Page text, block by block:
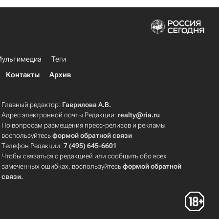
Теги
Контакты
Архив
Главный редактор: Гаврилова А.В.
Адрес электронной почты Редакции: realty@ria.ru
По вопросам размещения пресс-релизов и рекламы
воспользуйтесьформой обратной связи
Телефон Редакции:7 (495) 645-6601
Чтобы связаться с редакцией или сообщить обо всех
замеченных ошибках, воспользуйтесьформой обратной
связи.